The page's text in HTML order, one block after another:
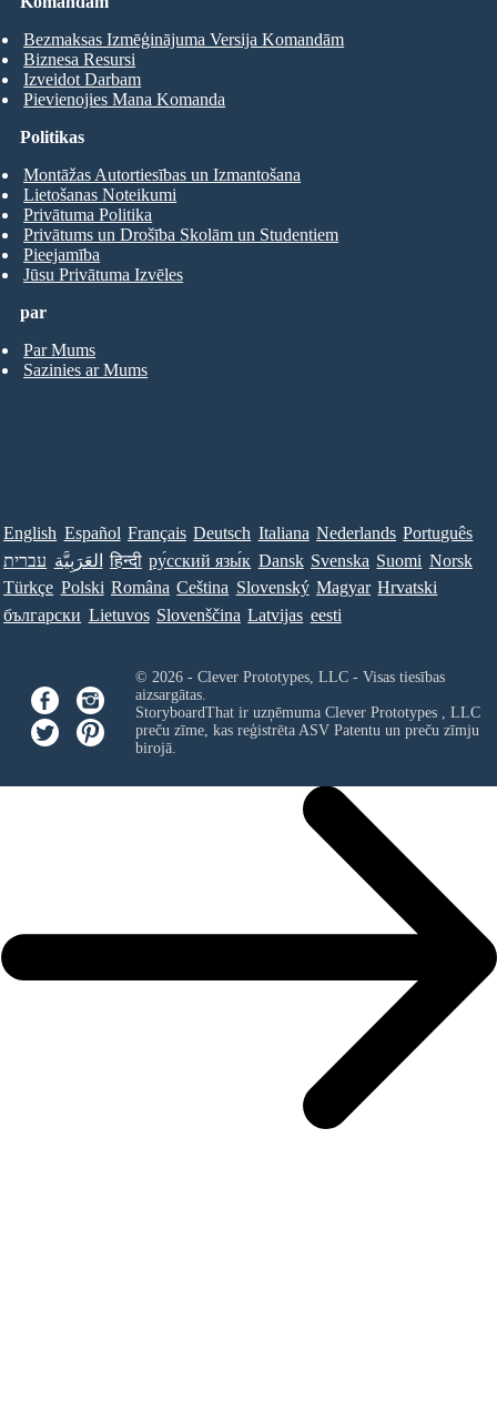
Bezmaksas Izmēģinājuma Versija Komandām
Biznesa Resursi
Izveidot Darbam
Pievienojies Mana Komanda
par
Par Mums
Sazinies ar Mums
Politikas
Montāžas Autortiesības un Izmantošana
Lietošanas Noteikumi
Privātuma Politika
Privātums un Drošība Skolām un Studentiem
Pieejamība
Jūsu Privātuma Izvēles
English Español Français Deutsch Italiana Nederlands Português
עברית العَرَبِيَّة हिन्दी ру́сский язы́к Dansk Svenska Suomi Norsk
Türkçe Polski Româna Ceština Slovenský Magyar Hrvatski
български Lietuvos Slovenščina Latvijas eesti
© 2026 - Clever Prototypes, LLC - Visas tiesības
aizsargātas.
StoryboardThat ir uzņēmuma Clever Prototypes , LLC
preču zīme, kas reģistrēta ASV Patentu un preču zīmju
birojā.